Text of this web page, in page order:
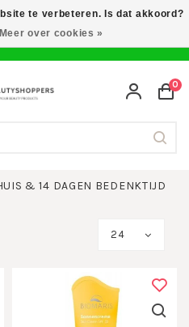
DAGEN BEDENKTIJD
0
24
te verbeteren. Is dat akkoord?
Meer over cookies »